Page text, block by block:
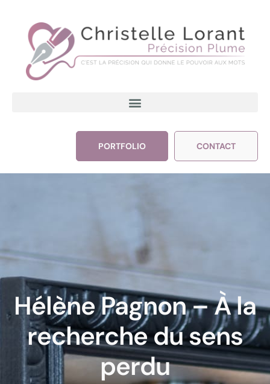
PORTFOLIO CONTACT
Hélène Pagnon – À la
recherche du sens
perdu